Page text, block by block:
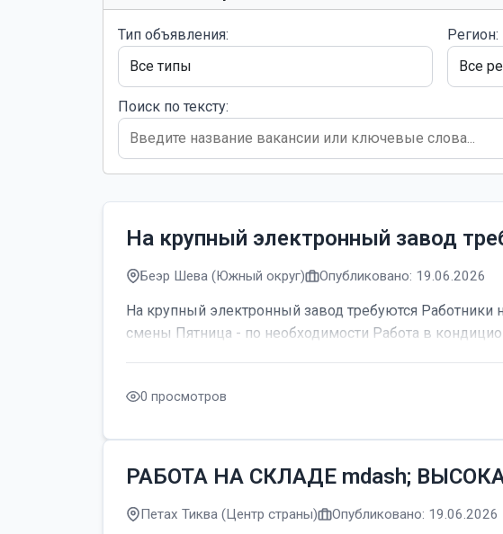
Тип объявления: Регион:
Поиск по тексту:
На крупный электронный завод
Беэр Шева (Южный округ) Опубликовано: 19.06.2026
На крупный электронный завод требуются Работники
смены Пятница - по необходимости Работа в
0 просмотров
РАБОТА НА СКЛАДЕ mdash;
Петах Тиква (Центр страны) Опубликовано: 19.06.2026